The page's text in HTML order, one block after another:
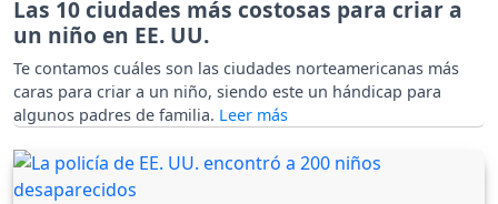
Las 10 ciudades más costosas para criar a
un niño en EE. UU.
Te contamos cuáles son las ciudades norteamericanas más
caras para criar a un niño, siendo este un hándicap para
algunos padres de familia.